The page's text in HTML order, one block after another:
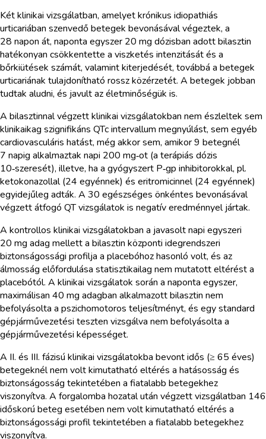
Két klinikai vizsgálatban, amelyet krónikus idiopathiás
urticariában szenvedő betegek bevonásával végeztek, a
28 napon át, naponta egyszer 20 mg dózisban adott bilasztin
hatékonyan csökkentette a viszketés intenzitását és a
bőrkiütések számát, valamint kiterjedését, továbbá a betegek
urticariának tulajdonítható rossz közérzetét. A betegek jobban
tudtak aludni, és javult az életminőségük is.
A bilasztinnal végzett klinikai vizsgálatokban nem észleltek sem
klinikaikag szignifikáns QTc intervallum megnyúlást, sem egyéb
cardiovasculáris hatást, még akkor sem, amikor 9 betegnél
7 napig alkalmaztak napi 200 mg‑ot (a terápiás dózis
10‑szeresét), illetve, ha a gyógyszert P‑gp inhibitorokkal, pl.
ketokonazollal (24 egyénnek) és eritromicinnel (24 egyénnek)
egyidejűleg adták. A 30 egészséges önkéntes bevonásával
végzett átfogó QT vizsgálatok is negatív eredménnyel jártak.
A kontrollos klinikai vizsgálatokban a javasolt napi egyszeri
20 mg adag mellett a bilasztin központi idegrendszeri
biztonságossági profilja a placebóhoz hasonló volt, és az
álmosság előfordulása statisztikailag nem mutatott eltérést a
placebótól. A klinikai vizsgálatok során a naponta egyszer,
maximálisan 40 mg adagban alkalmazott bilasztin nem
befolyásolta a pszichomotoros teljesítményt, és egy standard
gépjárművezetési teszten vizsgálva nem befolyásolta a
gépjárművezetési képességet.
A II. és III. fázisú klinikai vizsgálatokba bevont idős (≥ 65 éves)
betegeknél nem volt kimutatható eltérés a hatásosság és
biztonságosság tekintetében a fiatalabb betegekhez
viszonyítva. A forgalomba hozatal után végzett vizsgálatban 146
időskorú beteg esetében nem volt kimutatható eltérés a
biztonságossági profil tekintetében a fiatalabb betegekhez
viszonyítva.